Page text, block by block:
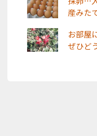
産みた
お部屋
ぜひど